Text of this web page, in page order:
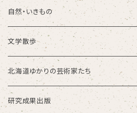
自然・いきもの
文学散歩
北海道ゆかりの芸術家たち
研究成果出版